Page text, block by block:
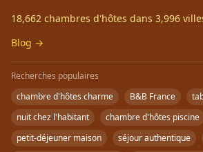
18,662 chambres d'hôtes dans 3,996
Blog →
Recherches populaires
chambre d'hôtes charme
B&B France
nuit chez l'habitant
chambre d'hôtes piscine
petit-déjeuner maison
séjour authentique